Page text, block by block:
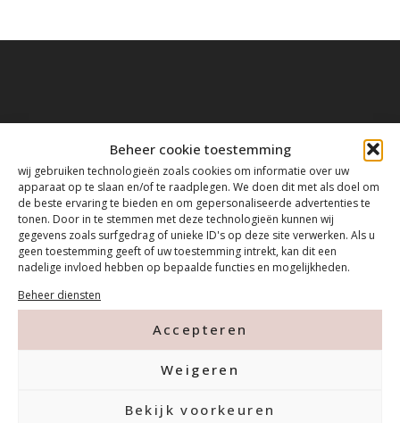
Beheer cookie toestemming
wij gebruiken technologieën zoals cookies om informatie over uw
apparaat op te slaan en/of te raadplegen. We doen dit met als doel om
de beste ervaring te bieden en om gepersonaliseerde advertenties te
tonen. Door in te stemmen met deze technologieën kunnen wij
gegevens zoals surfgedrag of unieke ID's op deze site verwerken. Als u
geen toestemming geeft of uw toestemming intrekt, kan dit een
nadelige invloed hebben op bepaalde functies en mogelijkheden.
Beheer diensten
Accepteren
Weigeren
Bekijk voorkeuren
Tanthofdreef 7 2623 EW Delft
015-2120822
info@mfacademy.nl